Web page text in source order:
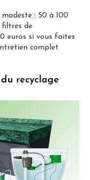
modeste : 50 à 100
filtres de
euros si vous faites
complet
recyclage